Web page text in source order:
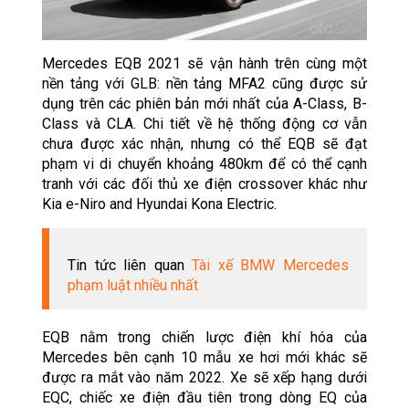
Mercedes EQB 2021 sẽ vận hành trên cùng một
nền tảng với GLB: nền tảng MFA2 cũng được sử
dụng trên các phiên bản mới nhất của A-Class, B-
Class và CLA. Chi tiết về hệ thống động cơ vẫn
chưa được xác nhận, nhưng có thể EQB sẽ đạt
phạm vi di chuyển khoảng 480km để có thể cạnh
tranh với các đối thủ xe điện crossover khác như
Kia e-Niro and Hyundai Kona Electric.
Tin tức liên quanTài xế BMW Mercedes
phạm luật nhiều nhất
EQB nằm trong chiến lược điện khí hóa của
Mercedes bên cạnh 10 mẫu xe hơi mới khác sẽ
được ra mắt vào năm 2022. Xe sẽ xếp hạng dưới
EQC, chiếc xe điện đầu tiên trong dòng EQ của